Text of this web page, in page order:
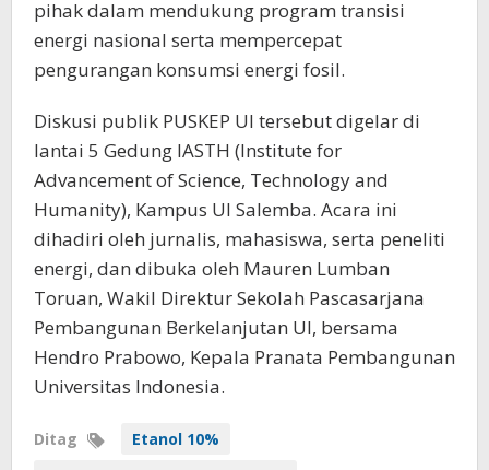
pihak dalam mendukung program transisi
energi nasional serta mempercepat
pengurangan konsumsi energi fosil.
Diskusi publik PUSKEP UI tersebut digelar di
lantai 5 Gedung IASTH (Institute for
Advancement of Science, Technology and
Humanity), Kampus UI Salemba. Acara ini
dihadiri oleh jurnalis, mahasiswa, serta peneliti
energi, dan dibuka oleh Mauren Lumban
Toruan, Wakil Direktur Sekolah Pascasarjana
Pembangunan Berkelanjutan UI, bersama
Hendro Prabowo, Kepala Pranata Pembangunan
Universitas Indonesia.
Ditag
Etanol 10%